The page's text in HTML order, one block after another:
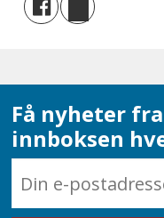
Få nyheter
innboksen